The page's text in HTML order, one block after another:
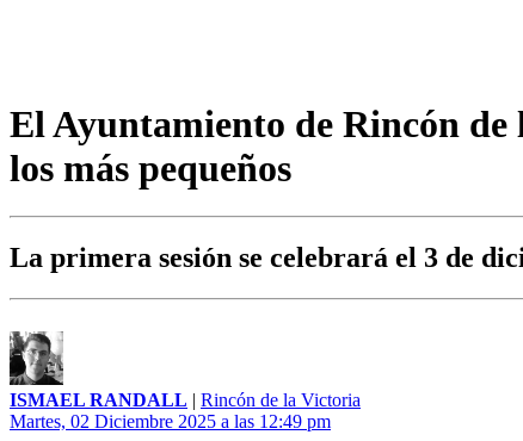
El Ayuntamiento de Rincón
los más pequeños
La primera sesión se celebrará el 3 de
ISMAEL RANDALL | Rincón de la Victoria
Martes, 02 Diciembre 2025 a las 12:49 pm